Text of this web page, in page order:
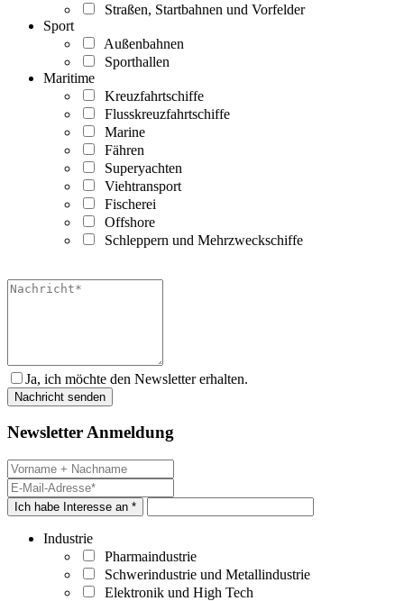
Straßen, Startbahnen und Vorfelder
Sport
Außenbahnen
Sporthallen
Maritime
Kreuzfahrtschiffe
Flusskreuzfahrtschiffe
Marine
Fähren
Superyachten
Viehtransport
Fischerei
Offshore
Schleppern und Mehrzweckschiffe
Ja, ich möchte den Newsletter erhalten.
Newsletter Anmeldung
Ich habe Interesse an *
Industrie
Pharmaindustrie
Schwerindustrie und Metallindustrie
Elektronik und High Tech